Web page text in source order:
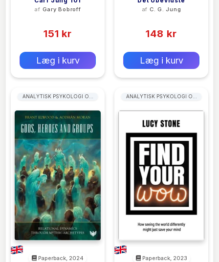
af Gary Bobroff
151 kr
Læg i kurv
af C. G. Jung
148 kr
Læg i kurv
ANALYTISK PSYKOLOGI OG
Paperback, 2024
ANALYTISK PSYKOLOGI OG
Paperback, 2023